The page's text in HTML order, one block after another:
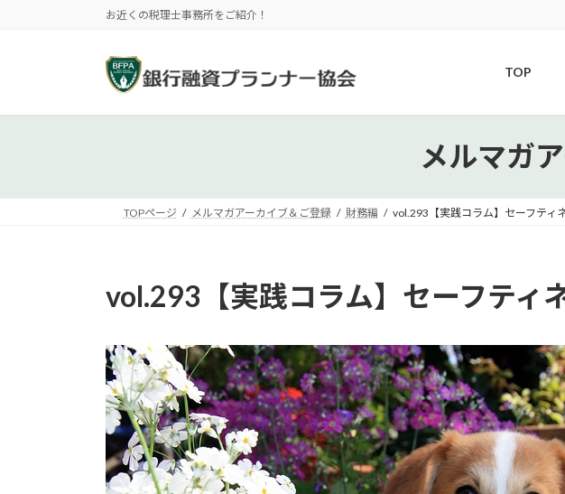
へ
ョ
お近くの税理士事務所をご紹介！
TOP
メルマガ
TOPページ メルマガアーカイブ＆ご登録 財務編 vol.293【実践コラム】セーフティ
vol.293【実践コラム】セーフティ